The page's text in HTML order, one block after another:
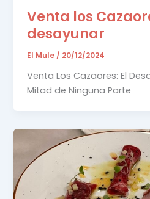
Venta los
desayunar
El Mule/ 20/12/2024
Venta Los Cazaores: El
Mitad de Ninguna Parte